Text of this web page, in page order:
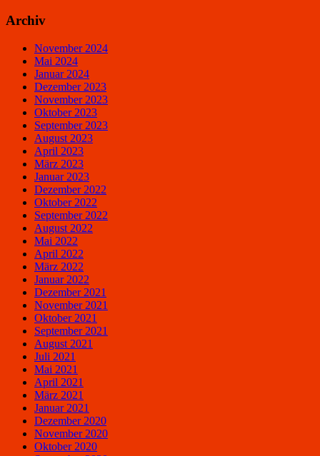
Archiv
November 2024
Mai 2024
Januar 2024
Dezember 2023
November 2023
Oktober 2023
September 2023
August 2023
April 2023
März 2023
Januar 2023
Dezember 2022
Oktober 2022
September 2022
August 2022
Mai 2022
April 2022
März 2022
Januar 2022
Dezember 2021
November 2021
Oktober 2021
September 2021
August 2021
Juli 2021
Mai 2021
April 2021
März 2021
Januar 2021
Dezember 2020
November 2020
Oktober 2020